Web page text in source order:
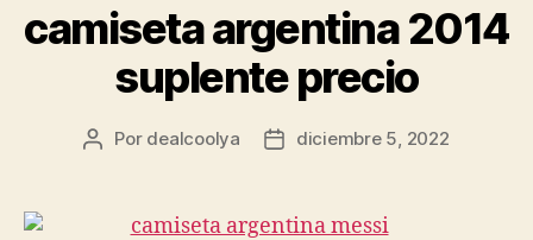
camiseta argentina 2014
suplente precio
Autor
entrada
Por dealcoolya
Fecha
entrada
diciembre 5, 2022